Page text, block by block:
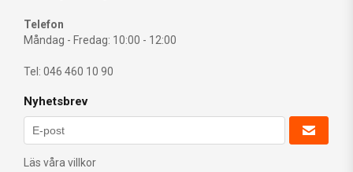
Telefon
Måndag - Fredag: 10:00 - 12:00
Tel: 046 460 10 90
Nyhetsbrev
Läs våra villkor